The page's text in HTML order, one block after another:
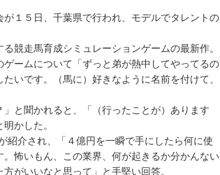
１５日、千葉県で行われ、モデルでタレントの
競走馬育成シミュレーションゲームの最新作。
ームについて「ずっと弟が熱中してやってるの
いです。（馬に）好きなように名前を付けて、
と聞かれると、「（行ったことが）あります
かした。
介され、「４億円を一瞬で手にしたら何に使
怖いもん、この業界、何が起きるか分かんない
がいいなと思って」と手堅い回答。